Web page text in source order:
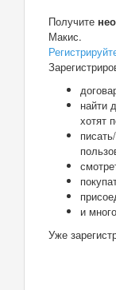
Получите
Макис.
найти
хотят
и
Уже